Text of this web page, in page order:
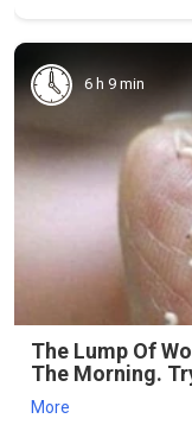
6 h 9 min
The Lump Of
The Morning.
More